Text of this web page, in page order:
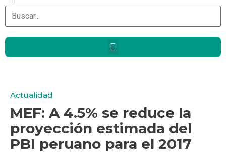
Actualidad
MEF: A 4.5% se reduce la
proyección estimada del
PBI peruano para el 2017